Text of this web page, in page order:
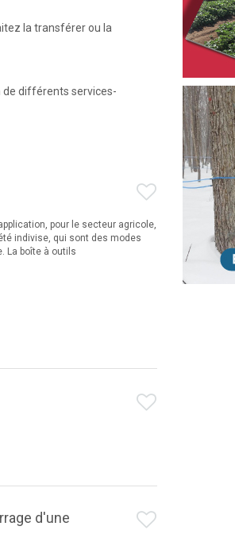
la transférer ou la
de différents services-
pour le secteur agricole,
indivise, qui sont des modes
La boîte à outils
d'une